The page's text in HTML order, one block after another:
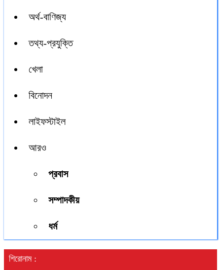
অর্থ-বাণিজ্য
তথ্য-প্রযুক্তি
খেলা
বিনোদন
লাইফস্টাইল
আরও
প্রবাস
সম্পাদকীয়
ধর্ম
শিরোনাম :